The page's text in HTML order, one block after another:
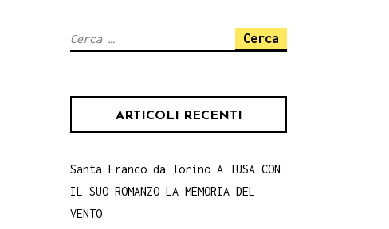
Ricerca
ARTICOLI RECENTI
Santa Franco da Torino A TUSA CON
IL SUO ROMANZO LA MEMORIA DEL
VENTO